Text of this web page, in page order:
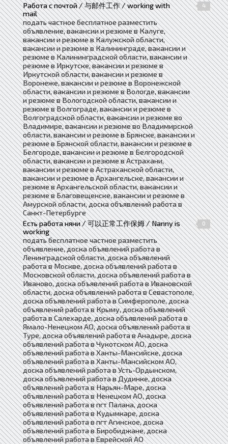
Работа с почтой / 与邮件工作 / working with
mail
4
подать частное бесплатное разместить
объявление, вакансии и резюме в Калуге,
вакансии и резюме в Калужской области,
вакансии и резюме в Калининграде, вакансии и
резюме в Калининградской области, вакансии и
резюме в Иркутске, вакансии и резюме в
Иркутской области, вакансии и резюме в
Воронеже, вакансии и резюме в Воронежской
области, вакансии и резюме в Вологде, вакансии
и резюме в Вологодской области, вакансии и
резюме в Волгограде, вакансии и резюме в
Волгоградской области, вакансии и резюме во
Владимире, вакансии и резюме во Владимирской
области, вакансии и резюме в Брянске, вакансии и
резюме в Брянской области, вакансии и резюме в
Белгороде, вакансии и резюме в Белгородской
области, вакансии и резюме в Астрахани,
вакансии и резюме в Астраханской области,
вакансии и резюме в Архангельске, вакансии и
резюме в Архангельской области, вакансии и
резюме в Благовещенске, вакансии и резюме в
Амурской области, доска объявлений работа в
Санкт-Петербурге
Есть работа няни / 可以正常工作保姆 / Nanny is
working
0
подать бесплатное частное разместить
объявление, доска объявлений работа в
Ленинградской области, доска объявлений
работа в Москве, доска объявлений работа в
Московской области, доска объявлений работа в
Иваново, доска объявлений работа в Ивановской
области, доска объявлений работа в Севастополе,
доска объявлений работа в Симферополе, доска
объявлений работа в Крыму, доска объявлений
работа в Салехарде, доска объявлений работа в
Ямало-Ненецком АО, доска объявлений работа в
Туре, доска объявлений работа в Анадыре, доска
объявлений работа в Чукотском АО, доска
объявлений работа в Ханты-Мансийске, доска
объявлений работа в Ханты-Мансийском АО,
доска объявлений работа в Усть-Ордынском,
доска объявлений работа в Дудинке, доска
объявлений работа в Нарьян-Маре, доска
объявлений работа в Ненецком АО, доска
объявлений работа в пгт Палана, доска
объявлений работа в Кудымкаре, доска
объявлений работа в пгт Агинское, доска
объявлений работа в Биробиджане, доска
объявлений работа в Еврейской АО